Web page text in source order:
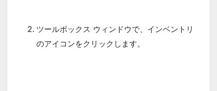
ツールボックス ウィンドウで、インベントリ
のアイコンをクリックします。